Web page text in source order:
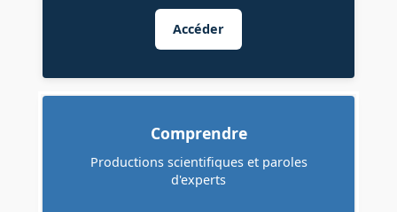
Accéder
Comprendre
Productions scientifiques et paroles
d'experts